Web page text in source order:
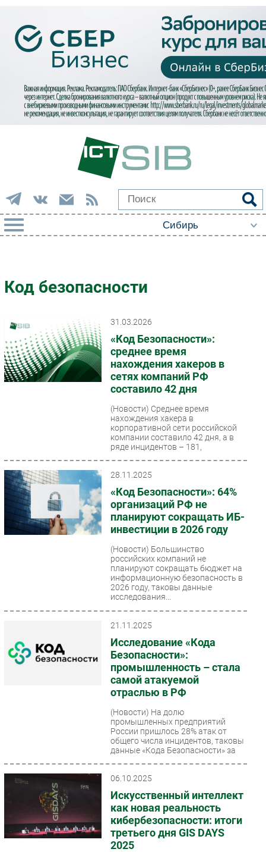
Импорто­замещение
Мобильная связь
Фиксированная связь
Интеграция
Рынок ПК
Кадры
Регулирование
Финансы
Web
РАЗДЕЛЫ
Тестовый стенд
Каталог компаний
Код безопасности
31.03.2026
«Код Безопасности»:
среднее время
нахождения хакеров в
сетях компаний РФ
составило 42 дня
(Новости) Среднее время
нахождения хакера в
корпоративной сети российской
компании составило 42 дня, а в
ряде инцидентов – 181,
28.11.2025
«Код Безопасности»: 64%
организаций РФ не
планируют сокращать ИБ-
инвестиции в 2026 году
(Новости) Большинство
российских компаний не
планируют сокращать бюджет на
информационную безопасность в
2026 году, таковы данные
исследования...
21.11.2025
Исследование «Кода
Безопасности»:
промышленность – стала
самой атакуемой
отраслью в РФ
(Новости) На долю
промышленных предприятий
России пришлось 28% атак от
общего числа инцидентов, таковы
данные «Кода Безопасности» за
06.10.2025
Искусственный интеллект
как новая реальность
кибербезопасности: итоги
третьего дня GIS DAYS
2025